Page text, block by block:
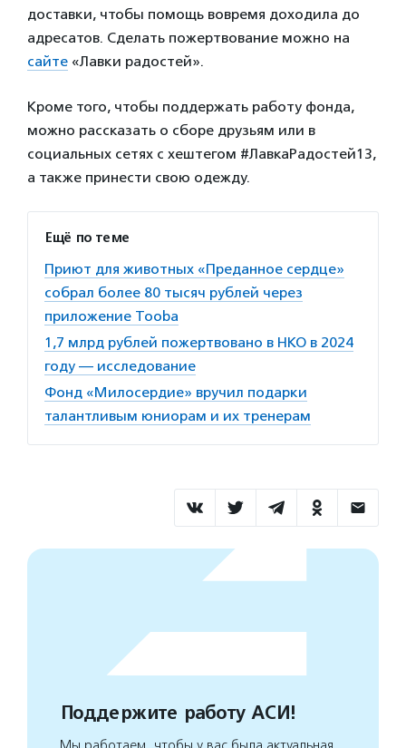
доставки, чтобы помощь вовремя доходила до
адресатов. Сделать пожертвование можно на
сайте «Лавки радостей».
Кроме того, чтобы поддержать работу фонда,
можно рассказать о сборе друзьям или в
социальных сетях с хештегом #ЛавкаРадостей13,
а также принести свою одежду.
Ещё по теме
Приют для животных «Преданное сердце»
собрал более 80 тысяч рублей через
приложение Tooba
1,7 млрд рублей пожертвовано в НКО в 2024
году — исследование
Фонд «Милосердие» вручил подарки
талантливым юниорам и их тренерам
Поддержите работу АСИ!